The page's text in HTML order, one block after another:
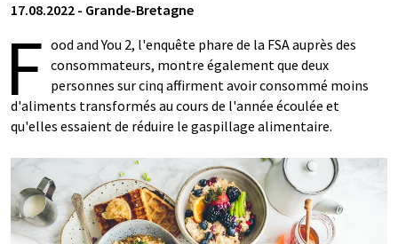
17.08.2022 - Grande-Bretagne
F ood and You 2, l'enquête phare de la FSA auprès des
consommateurs, montre également que deux
personnes sur cinq affirment avoir consommé moins
d'aliments transformés au cours de l'année écoulée et
qu'elles essaient de réduire le gaspillage alimentaire.